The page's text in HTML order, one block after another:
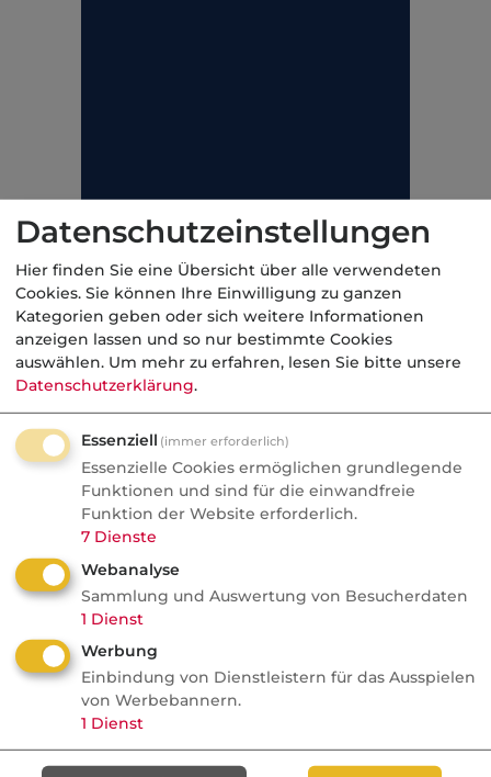
Das Ehepaar hat sich getrennt und lebt in
separaten Wohnungen ohne geschieden
zu sein. Die gemeinsame PHV besteht
noch. Beim Besuch der Ehefrau F in der
versehentlich ein Glas Rotwein um, das
sich um das Sofa und den Teppich ergießt.
M verlangt von F Schadenersatz.
Ausgeschlossen sind aus grundsätzlich
gleichen Erwägungen auch die Ansprüche
gesetzlicher Vertreter, z.B. von Firmen, nicht
rechtsfähiger Vereine, für geschäftsunfähige
Personen (Vormund, Pfleger), sowie
Ansprüche von Gesellschaftern, Partnern,
Liquidatoren u.ä.
Datenschutzeinstellungen
Hier finden Sie eine Übersicht über alle verwendeten
Cookies. Sie können Ihre Einwilligung zu ganzen
Kategorien geben oder sich weitere Informationen
anzeigen lassen und so nur bestimmte Cookies
auswählen. Um mehr zu erfahren, lesen Sie bitte unsere
Datenschutzerklärung.
Essenziell (immer erforderlich)
Essenzielle Cookies ermöglichen grundlegende
Funktionen und sind für die einwandfreie
Funktion der Website erforderlich.
7 Dienste
Webanalyse
Sammlung und Auswertung von Besucherdaten
1 Dienst
Werbung
Einbindung von Dienstleistern für das Ausspielen
von Werbebannern.
1 Dienst